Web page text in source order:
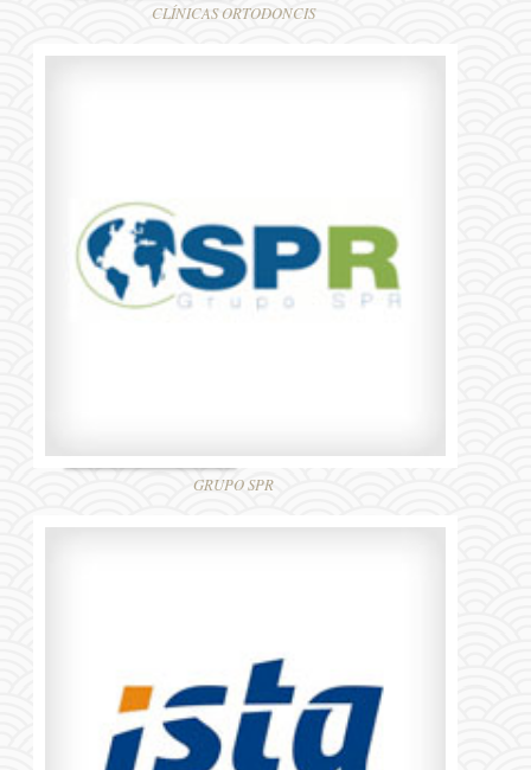
CLÍNICAS ORTODONCIS
GRUPO SPR